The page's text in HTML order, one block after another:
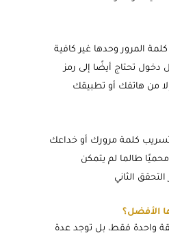
المرور وحدها غير كافية
دخول تحتاج أيضًا إلى رمز
من هاتفك أو تطبيقك
كلمة مرورك أو خداعك
طالما لم يتمكن
الثاني
الأفضل؟
واحدة فقط، بل توجد عدة